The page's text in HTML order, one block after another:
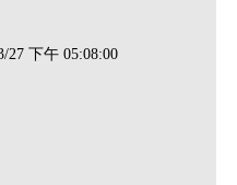
27 下午 05:08:00